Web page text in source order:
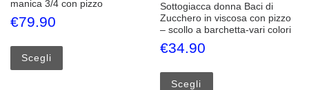
manica 3/4 con pizzo
€79.90
Scegli
Questo prodotto ha più varianti. Le opzioni possono
Sottogiacca donna Baci di
Zucchero in viscosa con pizzo
– scollo a barchetta-vari colori
€34.90
Scegli